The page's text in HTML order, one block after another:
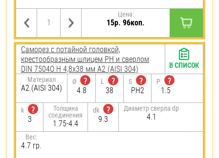
Цена:
15р. 96коп.
Саморез с потайной головкой,
крестообразным шлицем PH и сверлом
DIN 7504O H 4,8х38 мм А2 (AISI 304)
Материал
А2 (AISI 304)
Ø
?
4.8
L
?
38
S
?
PH2
P
?
1.5
k
?
3
Толщина
соединения
1.75-4.4
dk
?
9.3
Диаметр сверла dp
4.1
Вес:
4.7 гр.
В СПИСОК